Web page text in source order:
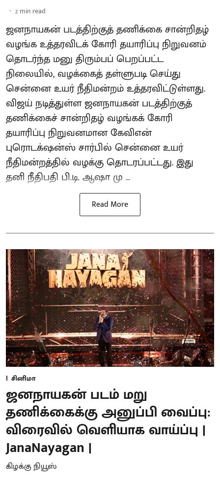
2 min read
ஜனநாயகன் படத்திற்குத் தணிக்கை சான்றிதழ்
வழங்க உத்தரவிடக் கோரி தயாரிப்பு நிறுவனம்
தொடர்ந்த மனு திரும்பப் பெறப்பட்ட
நிலையில், வழக்கைத் தள்ளுபடி செய்து
சென்னை உயர் நீதிமன்றம் உத்தரவிட்டுள்ளது.
விஜய் நடித்துள்ள ஜனநாயகன் படத்திற்குத்
தணிக்கைச் சான்றிதழ் வழங்கக் கோரி
தயாரிப்பு நிறுவனமான கேவிஎன்
புரொடக்‌ஷன்ஸ் சார்பில் சென்னை உயர்
நீதிமன்றத்தில் வழக்கு தொடரப்பட்டது. இது
தனி நீதிபதி பி.டி. ஆஷா மு ...
Read More
சினிமா
ஜனநாயகன் படம் மறு
தணிக்கைக்கு அனுப்பி வைப்பு:
விரைவில் வெளியாக வாய்ப்பு |
JanaNayagan |
கிழக்கு நியூஸ்